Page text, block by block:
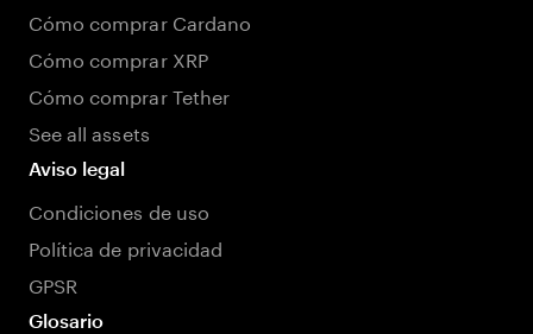
Cómo comprar Cardano
Cómo comprar XRP
Cómo comprar Tether
See all assets
Aviso legal
Condiciones de uso
Política de privacidad
GPSR
Glosario